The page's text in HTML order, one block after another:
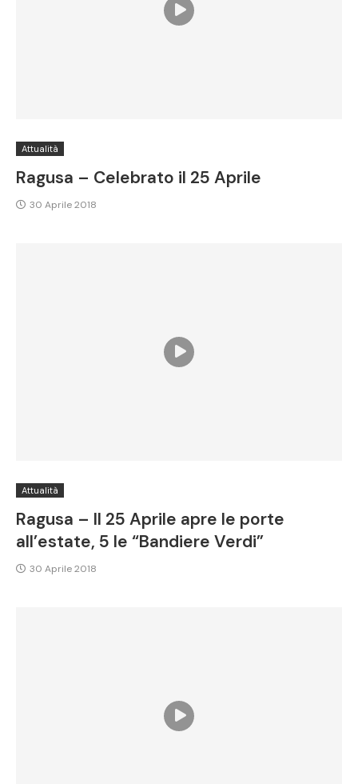
Attualità
Ragusa – Celebrato il 25 Aprile
30 Aprile 2018
Attualità
Ragusa – Il 25 Aprile apre le porte
all’estate, 5 le “Bandiere Verdi”
30 Aprile 2018